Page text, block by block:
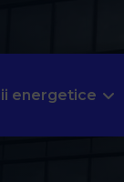
energetice